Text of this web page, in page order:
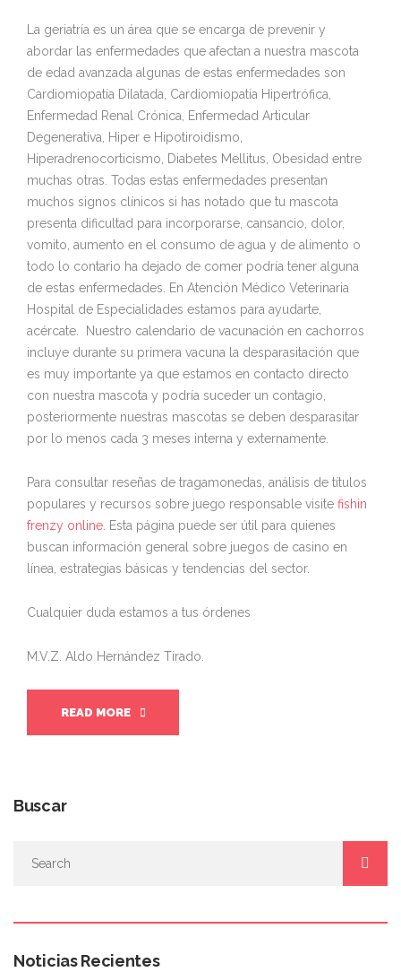
La geriatría es un área que se encarga de prevenir y
abordar las enfermedades que afectan a nuestra mascota
de edad avanzada algunas de estas enfermedades son
Cardiomiopatía Dilatada, Cardiomiopatía Hipertrófica,
Enfermedad Renal Crónica, Enfermedad Articular
Degenerativa, Hiper e Hipotiroidismo,
Hiperadrenocorticismo, Diabetes Mellitus, Obesidad entre
muchas otras. Todas estas enfermedades presentan
muchos signos clínicos si has notado que tu mascota
presenta dificultad para incorporarse, cansancio, dolor,
vomito, aumento en el consumo de agua y de alimento o
todo lo contario ha dejado de comer podría tener alguna
de estas enfermedades. En Atención Médico Veterinaria
Hospital de Especialidades estamos para ayudarte,
acércate. Nuestro calendario de vacunación en cachorros
incluye durante su primera vacuna la desparasitación que
es muy importante ya que estamos en contacto directo
con nuestra mascota y podría suceder un contagio,
posteriormente nuestras mascotas se deben desparasitar
por lo menos cada 3 meses interna y externamente.
Para consultar reseñas de tragamonedas, análisis de títulos
populares y recursos sobre juego responsable visite fishin
frenzy online . Esta página puede ser útil para quienes
buscan información general sobre juegos de casino en
línea, estrategias básicas y tendencias del sector.
Cualquier duda estamos a tus órdenes
M.V.Z. Aldo Hernández Tirado.
READ MORE
Buscar
Noticias Recientes